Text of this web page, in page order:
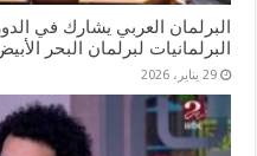
البرلمان العربي يشارك في
البرلمانيات لبرلمان البحر
29 يناير، 2026